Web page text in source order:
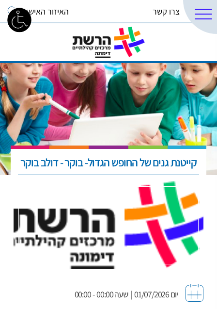
צרו קשר האיזור האישי
קייטנת גנים של החופש הגדול- בוקר - דולב בוקר
יום 01/07/2026 | שעה 00:00 - 00:00